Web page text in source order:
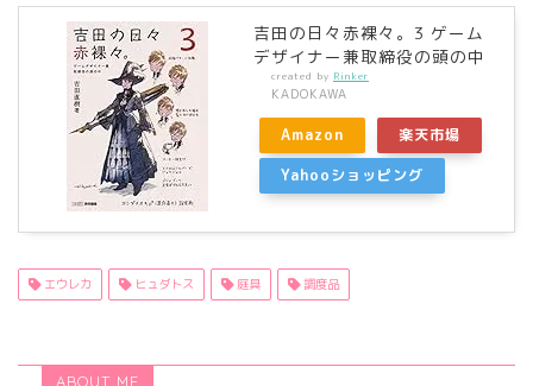
吉田の日々赤裸々。3 ゲーム
デザイナー兼取締役の頭の中
created by Rinker
KADOKAWA
Amazon
楽天市場
Yahooショッピング
エウレカ ヒュダトス 庭具 調度品
ABOUT ME